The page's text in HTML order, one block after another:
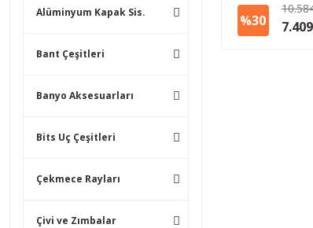
Alüminyum Kapak Sis.
Bant Çeşitleri
Banyo Aksesuarları
Bits Uç Çeşitleri
Çekmece Rayları
Çivi ve Zımbalar
%30